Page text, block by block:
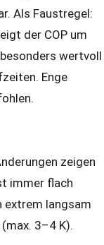
Als Faustregel:
der COP um
wertvoll
Enge
zeigen
immer flach
extrem langsam
3–4 K).